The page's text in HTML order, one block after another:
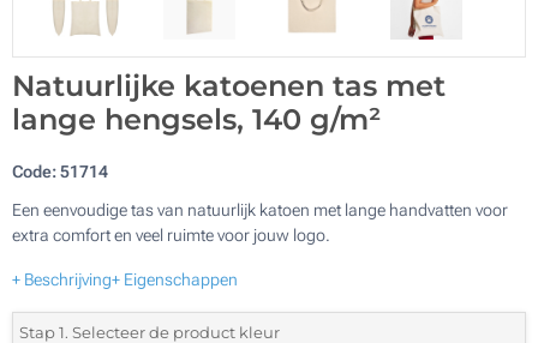
Natuurlijke katoenen tas met
lange hengsels, 140 g/m²
Code:51714
Een eenvoudige tas van natuurlijk katoen met lange handvatten voor
extra comfort en veel ruimte voor jouw logo.
+ Beschrijving+ Eigenschappen
Stap 1. Selecteer de product kleur